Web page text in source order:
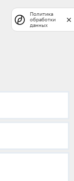
Политика
обработки
данных